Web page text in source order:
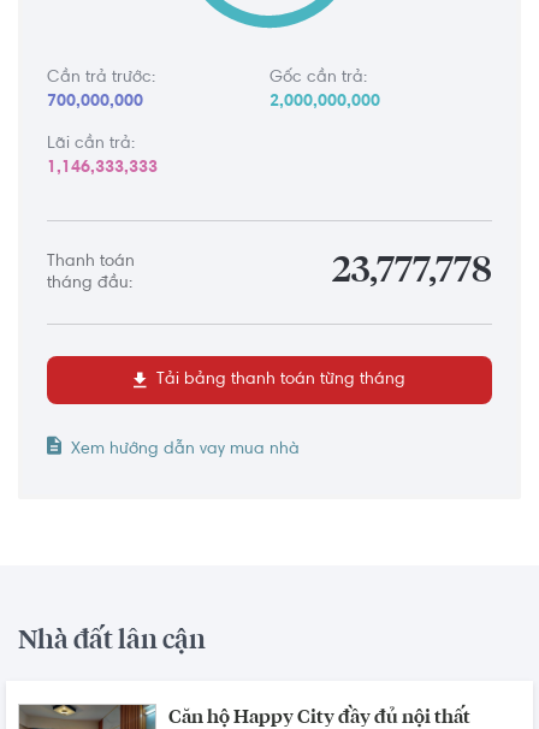
Cần trả trước:
700,000,000
Gốc cần trả:
2,000,000,000
Lãi cần trả:
1,146,333,333
Thanh toán
tháng đầu:
23,777,778
Tải bảng thanh toán từng tháng
Xem hướng dẫn vay mua nhà
Nhà đất lân cận
Căn hộ Happy City đầy đủ nội thất